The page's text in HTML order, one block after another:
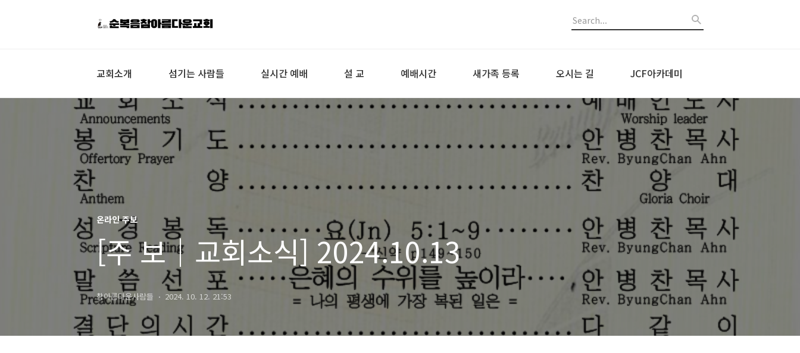
교회소개 섬기는 사람들 실시간 예배 설 교 예배시간 새가족 등록 오시는 길 JCF아카데미
온라인 주보
[주 보｜교회소식] 2024.10.13
참아름다운사람들 2024. 10. 12. 21:53